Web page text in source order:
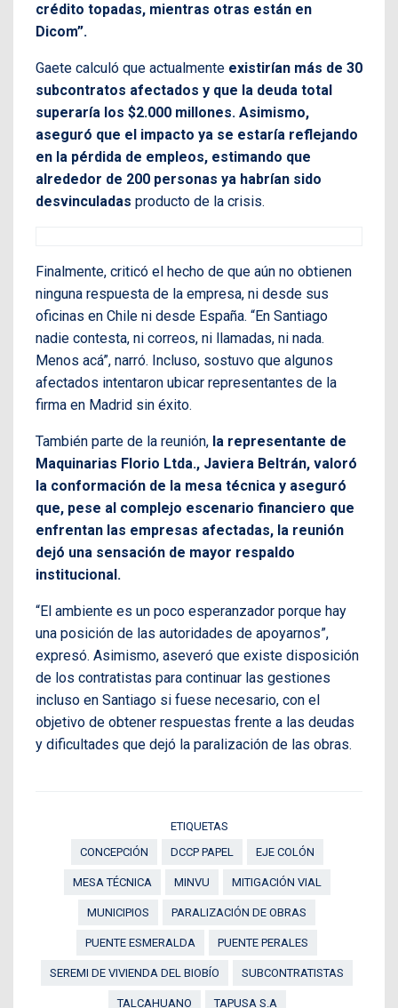
crédito topadas, mientras otras están en
Dicom”.
Gaete calculó que actualmente existirían más de 30
subcontratos afectados y que la deuda total
superaría los $2.000 millones. Asimismo,
aseguró que el impacto ya se estaría reflejando
en la pérdida de empleos, estimando que
alrededor de 200 personas ya habrían sido
desvinculadas producto de la crisis.
Finalmente, criticó el hecho de que aún no obtienen
ninguna respuesta de la empresa, ni desde sus
oficinas en Chile ni desde España. “En Santiago
nadie contesta, ni correos, ni llamadas, ni nada.
Menos acá”, narró. Incluso, sostuvo que algunos
afectados intentaron ubicar representantes de la
firma en Madrid sin éxito.
También parte de la reunión, la representante de
Maquinarias Florio Ltda., Javiera Beltrán, valoró
la conformación de la mesa técnica y aseguró
que, pese al complejo escenario financiero que
enfrentan las empresas afectadas, la reunión
dejó una sensación de mayor respaldo
institucional.
“El ambiente es un poco esperanzador porque hay
una posición de las autoridades de apoyarnos”,
expresó. Asimismo, aseveró que existe disposición
de los contratistas para continuar las gestiones
incluso en Santiago si fuese necesario, con el
objetivo de obtener respuestas frente a las deudas
y dificultades que dejó la paralización de las obras.
ETIQUETAS
CONCEPCIÓN
DCCP PAPEL EJE COLÓN
MESA TÉCNICA MINVU MITIGACIÓN VIAL
MUNICIPIOS PARALIZACIÓN DE OBRAS
PUENTE ESMERALDA PUENTE PERALES
SEREMI DE VIVIENDA DEL BIOBÍO SUBCONTRATISTAS
TALCAHUANO TAPUSA S.A